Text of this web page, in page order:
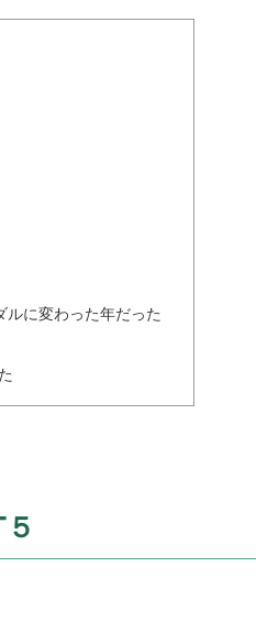
に変わった年だった